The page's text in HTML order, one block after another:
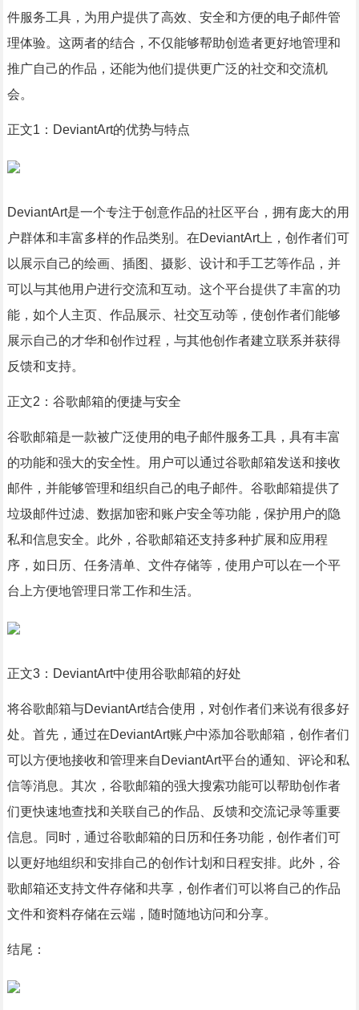
件服务工具，为用户提供了高效、安全和方便的电子邮件管
理体验。这两者的结合，不仅能够帮助创造者更好地管理和
推广自己的作品，还能为他们提供更广泛的社交和交流机
会。
正文1：DeviantArt的优势与特点
DeviantArt是一个专注于创意作品的社区平台，拥有庞大的用
户群体和丰富多样的作品类别。在DeviantArt上，创作者们可
以展示自己的绘画、插图、摄影、设计和手工艺等作品，并
可以与其他用户进行交流和互动。这个平台提供了丰富的功
能，如个人主页、作品展示、社交互动等，使创作者们能够
展示自己的才华和创作过程，与其他创作者建立联系并获得
反馈和支持。
正文2：谷歌邮箱的便捷与安全
谷歌邮箱是一款被广泛使用的电子邮件服务工具，具有丰富
的功能和强大的安全性。用户可以通过谷歌邮箱发送和接收
邮件，并能够管理和组织自己的电子邮件。谷歌邮箱提供了
垃圾邮件过滤、数据加密和账户安全等功能，保护用户的隐
私和信息安全。此外，谷歌邮箱还支持多种扩展和应用程
序，如日历、任务清单、文件存储等，使用户可以在一个平
台上方便地管理日常工作和生活。
正文3：DeviantArt中使用谷歌邮箱的好处
将谷歌邮箱与DeviantArt结合使用，对创作者们来说有很多好
处。首先，通过在DeviantArt账户中添加谷歌邮箱，创作者们
可以方便地接收和管理来自DeviantArt平台的通知、评论和私
信等消息。其次，谷歌邮箱的强大搜索功能可以帮助创作者
们更快速地查找和关联自己的作品、反馈和交流记录等重要
信息。同时，通过谷歌邮箱的日历和任务功能，创作者们可
以更好地组织和安排自己的创作计划和日程安排。此外，谷
歌邮箱还支持文件存储和共享，创作者们可以将自己的作品
文件和资料存储在云端，随时随地访问和分享。
结尾：